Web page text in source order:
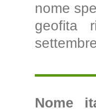
nome
geofita
Nome